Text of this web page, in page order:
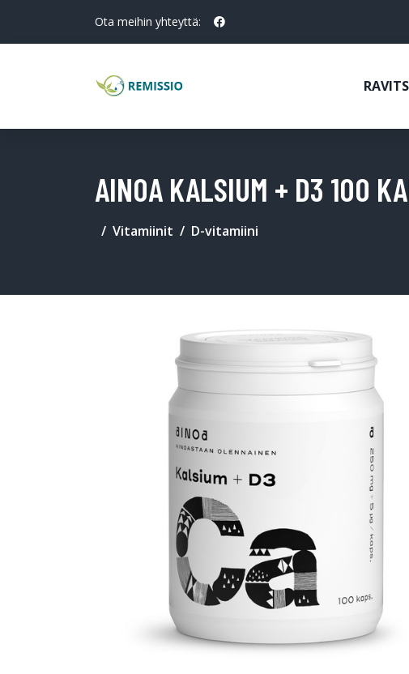
Ota meihin yhteyttä:
AINOA KALSIUM + D3 100
Vitamiinit D-vitamiini